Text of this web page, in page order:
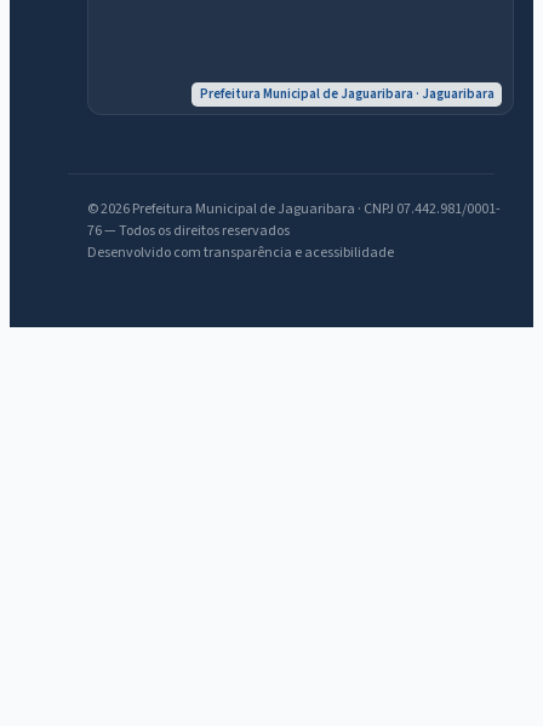
Prefeitura Municipal de Jaguaribara · Jaguaribara
© 2026 Prefeitura Municipal de Jaguaribara · CNPJ 07.442.981/0001-
76 — Todos os direitos reservados
Desenvolvido com transparência e acessibilidade